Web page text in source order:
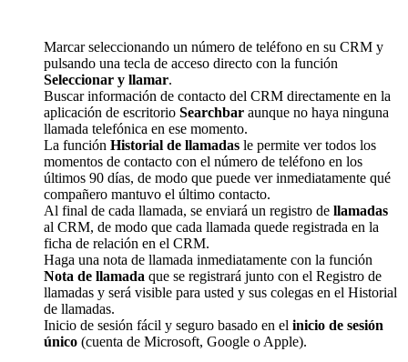
Marcar seleccionando un número de teléfono en su CRM y
pulsando una tecla de acceso directo con la función
Seleccionar y llamar.
Buscar información de contacto del CRM directamente en la
aplicación de escritorio Searchbar aunque no haya ninguna
llamada telefónica en ese momento.
La función Historial de llamadas le permite ver todos los
momentos de contacto con el número de teléfono en los
últimos 90 días, de modo que puede ver inmediatamente qué
compañero mantuvo el último contacto.
Al final de cada llamada, se enviará un registro de llamadas
al CRM, de modo que cada llamada quede registrada en la
ficha de relación en el CRM.
Haga una nota de llamada inmediatamente con la función
Nota de llamada que se registrará junto con el Registro de
llamadas y será visible para usted y sus colegas en el Historial
de llamadas.
Inicio de sesión fácil y seguro basado en el inicio de sesión
único (cuenta de Microsoft, Google o Apple).